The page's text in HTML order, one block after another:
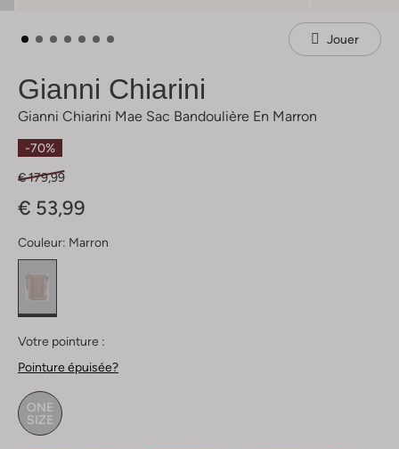
Jouer
Gianni Chiarini
Gianni Chiarini Mae Sac Bandoulière En Marron
-70%
€ 179,99
€ 53,99
Couleur: Marron
Votre pointure :
Pointure épuisée?
ONE
SIZE